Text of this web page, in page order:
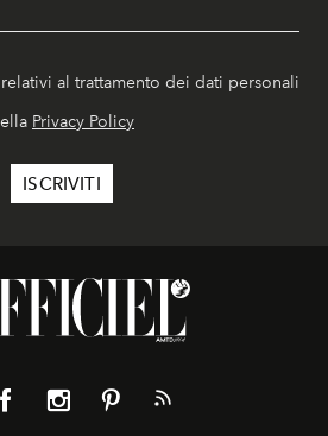
al trattamento dei dati personali
Privacy Policy